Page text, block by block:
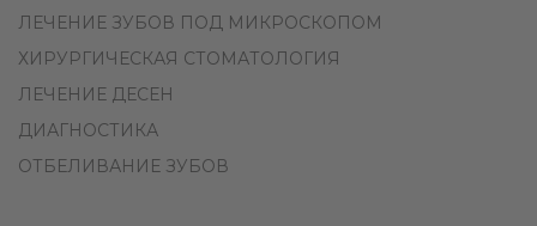
ЛЕЧЕНИЕ ЗУБОВ ПОД МИКРОСКОПОМ
ХИРУРГИЧЕСКАЯ СТОМАТОЛОГИЯ
ЛЕЧЕНИЕ ДЕСЕН
ДИАГНОСТИКА
ОТБЕЛИВАНИЕ ЗУБОВ